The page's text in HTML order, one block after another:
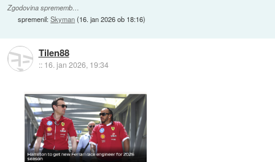
Zgodovina sprememb…
spremenil:Skyman(16. jan 2026 ob 18:16)
Tilen88
:: 16. jan 2026, 19:34